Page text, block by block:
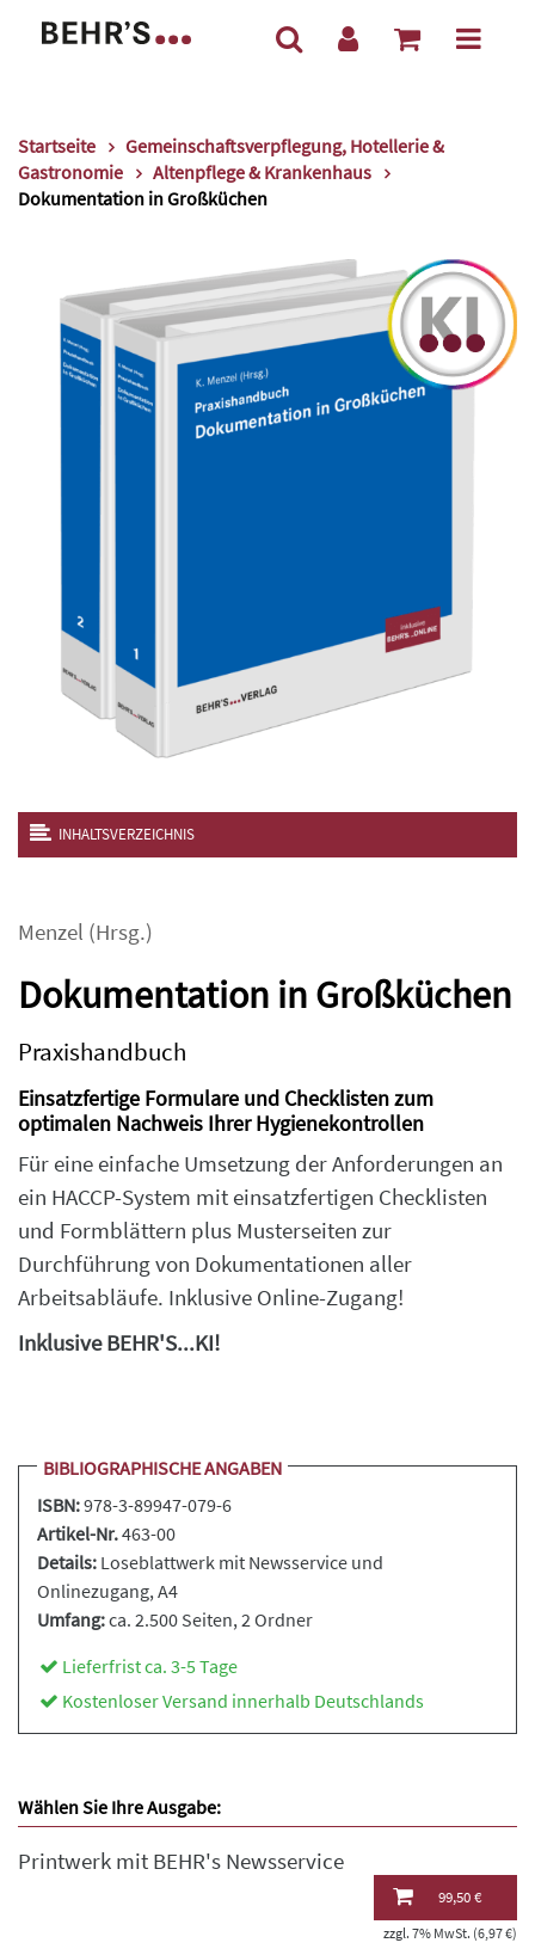
Startseite
Gemeinschaftsverpflegung, Hotellerie &
Gastronomie
Altenpflege & Krankenhaus
Dokumentation in Großküchen
INHALTSVERZEICHNIS
Menzel (Hrsg.)
Dokumentation in Großküchen
Praxishandbuch
Einsatzfertige Formulare und Checklisten zum
optimalen Nachweis Ihrer Hygienekontrollen
Für eine einfache Umsetzung der Anforderungen an
ein HACCP-System mit einsatzfertigen Checklisten
und Formblättern plus Musterseiten zur
Durchführung von Dokumentationen aller
Arbeitsabläufe. Inklusive Online-Zugang!
Inklusive BEHR'S...KI!
BIBLIOGRAPHISCHE ANGABEN
ISBN:978-3-89947-079-6
Artikel-Nr.463-00
Details: Loseblattwerk mit Newsservice und
Onlinezugang, A4
Umfang:ca. 2.500 Seiten, 2 Ordner
Lieferfrist ca. 3-5 Tage
Kostenloser Versand innerhalb Deutschlands
Wählen Sie Ihre Ausgabe:
Printwerk mit BEHR's Newsservice
99,50 €
zzgl. 7% MwSt. (6,97 €)